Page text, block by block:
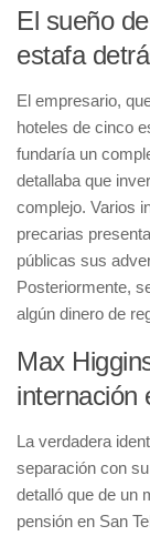
El sueño
estafa
El empresario,
hoteles de cinco
fundaría un
detallaba que
complejo. Varios
precarias
públicas sus
Posteriormente,
algún dinero de
Max
internación
La verdadera
separación con
detalló que de un
pensión en San